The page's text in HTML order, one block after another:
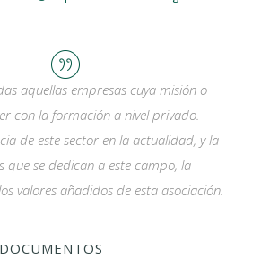
aquellas empresas cuya misión o
con la formación a nivel privado.
de este sector en la actualidad, y la
que se dedican a este campo, la
valores añadidos de esta asociación.